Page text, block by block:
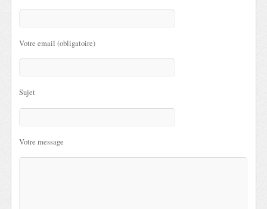
Votre email (obligatoire)
Sujet
Votre message